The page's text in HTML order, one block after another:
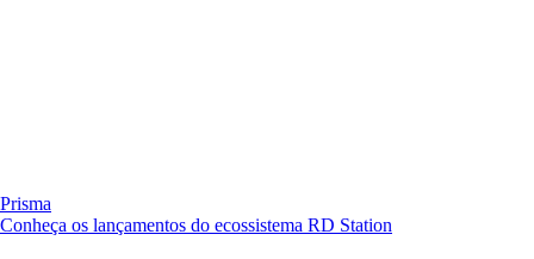
Prisma
Conheça os lançamentos do ecossistema RD Station